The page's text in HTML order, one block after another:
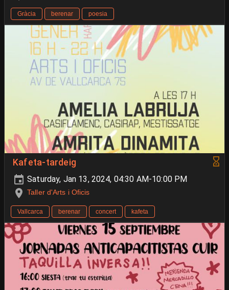
Gràcia berenar poesia
Kafeta-tardeig
Saturday, Jan 13, 2024, 04:30 AM-10:00 PM
Taller d'Arts i Oficis
Vallcarca berenar concert kafeta